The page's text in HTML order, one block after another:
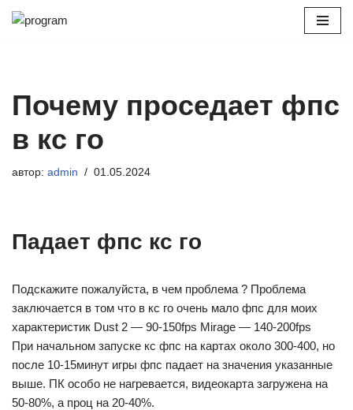
Почему проседает фпс
в кс го
автор: admin 01.05.2024
Падает фпс кс го
Подскажите пожалуйста, в чем проблема ? Проблема
заключается в том что в кс го очень мало фпс для моих
характеристик Dust 2 — 90-150fps Mirage — 140-200fps
При начальном запуске кс фпс на картах около 300-400, но
после 10-15минут игры фпс падает на значения указанные
выше. ПК особо не нагревается, видеокарта загружена на
50-80%, а проц на 20-40%.